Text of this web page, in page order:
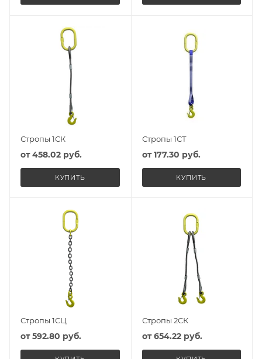
Стропы 1СК
от458.02 руб.
КУПИТЬ
Стропы 1СТ
от177.30 руб.
КУПИТЬ
Стропы 1СЦ
от592.80 руб.
Стропы 2СК
от654.22 руб.